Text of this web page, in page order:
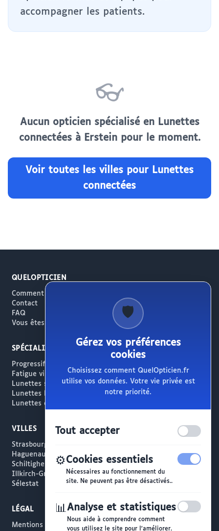
accompagner les patients.
👓
Aucun opticien spécialisé en Lunettes
connectées à Erstein pour le moment.
Voir toutes les villes pour Lunettes
connectées
QUELOPTICIEN
Comment ça marche
Contact
FAQ
Vous êtes opticien ?
SPÉCIALITÉS
Progressifs / Presbytie
Fatigue visuelle / Écrans
Lunettes solaires
Lunettes haut de gamme
Lunettes créateur
VILLES
Strasbourg
Haguenau
Schiltigheim
Illkirch-Graffenstaden
Sélestat
LÉGAL
Mentions légales
🛡️
Gérez vos préférences
cookies
Choisissez comment QuelOpticien.fr
utilise vos données. Votre vie privée est
notre priorité.
Tout accepter
⚙️Cookies essentiels
Nécessaires au fonctionnement du
site. Ne peuvent pas être désactivés..
📊Analyse et statistiques
Nous aide à comprendre comment
vous utilisez le site pour l'améliorer.